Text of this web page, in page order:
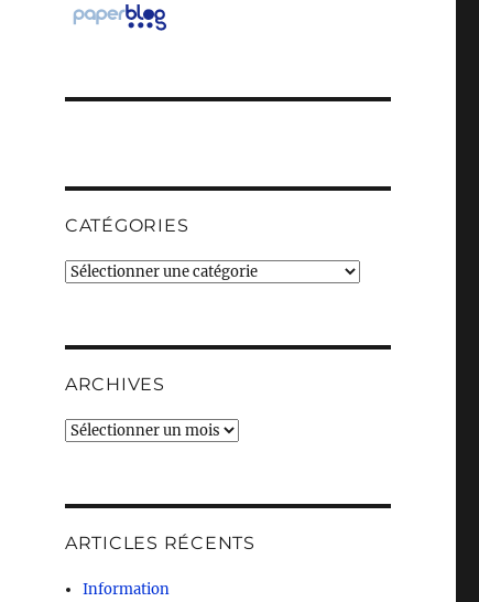
CATÉGORIES
Catégories
ARCHIVES
Archives
ARTICLES RÉCENTS
Information